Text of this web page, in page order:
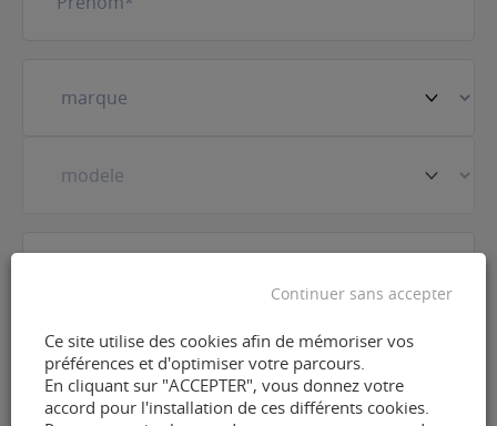
véhicule(Nécessaire)
mail(Nécessaire)
Ce site utilise des cookies afin de mémoriser vos
préférences et d'optimiser votre parcours.
En cliquant sur "ACCEPTER", vous donnez votre
accord pour l'installation de ces différents cookies.
Continuer sans accepter